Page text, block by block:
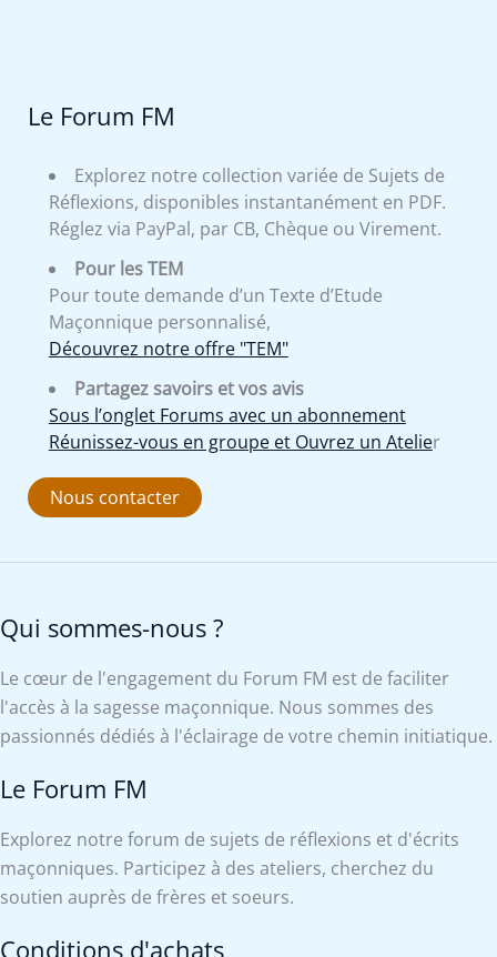
Le Forum FM
Explorez notre collection variée de Sujets de
Réflexions, disponibles instantanément en PDF.
Réglez via PayPal, par CB, Chèque ou Virement.
Pour les TEM
Pour toute demande d’un Texte d’Etude
Maçonnique personnalisé,
Découvrez notre offre "TEM"
Partagez savoirs et vos avis
Sous l’onglet Forums avec un abonnement
Réunissez-vous en groupe et Ouvrez un Atelier
Nous contacter
Qui sommes-nous ?
Le cœur de l'engagement du Forum FM est de faciliter
l'accès à la sagesse maçonnique. Nous sommes des
passionnés dédiés à l'éclairage de votre chemin initiatique.
Le Forum FM
Explorez notre forum de sujets de réflexions et d'écrits
maçonniques. Participez à des ateliers, cherchez du
soutien auprès de frères et soeurs.
Conditions d'achats